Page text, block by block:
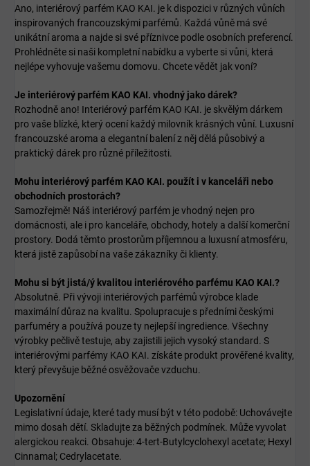
Ano, interiérový parfém KAO KAI. je k dispozici v různých vůních
inspirovaných francouzskými parfémů. Každá vůně má své
unikátní aroma a najde si své příznivce podle osobních preferencí.
Prohlédněte si naši kompletní nabídku a vyberte si vůni, která
nejlépe vyhovuje vašemu domovu. Chcete vědět jak voní?
Je interiérový parfém KAO KAI. vhodný jako dárek?
Rozhodně ano! Interiérový parfém KAO KAI. je skvělým dárkem
pro vaše blízké, který ocení každý milovník krásných vůní. Luxusní
francouzské aroma a elegantní balení z něj dělá působivý a
praktický dárek pro různé příležitosti.
Mohu interiérový parfém KAO KAI. použít i v kanceláři nebo
obchodních prostorách?
Samozřejmě! Náš interiérový parfém je vhodný nejen pro
domácnosti, ale i pro kanceláře, obchody, hotely a další komerční
prostory. Dodá těmto prostorům příjemnou a luxusní atmosféru,
která jistě zapůsobí na vaše zákazníky či klienty.
Mohu si být jistá/ý kvalitou interiérového parfému KAO KAI.?
Absolutně. Při vývoji interiérových parfémů výrobce klade
maximální důraz na kvalitu. Spolupracuje s předními českými
parfuméry a používá pouze ty nejlepší ingredience. Všechny
výrobky pečlivě testuje, aby zajistili jejich vysoký standard. S
interiérovými parfémy KAO KAI. získáte produkt prověřené kvality,
který převyšuje běžné osvěžovače vzduchu.
Upozornění
Legislativní údaje, které tady musí být v této podobě: Uchovávejte
mimo dosah dětí. Skladujte za běžných podmínek. Může vyvolat
alergickou reakci. Obsahuje:4-tert-Butylcyclohexyl acetate; Hexyl
Cinnamal ; Cedrylacetate.